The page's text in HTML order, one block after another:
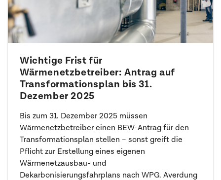
Wichtige Frist für
Wärmenetzbetreiber: Antrag auf
Transformationsplan bis 31.
Dezember 2025
Bis zum 31. Dezember 2025 müssen
Wärmenetzbetreiber einen BEW-Antrag für den
Transformationsplan stellen – sonst greift die
Pflicht zur Erstellung eines eigenen
Wärmenetzausbau- und
Dekarbonisierungsfahrplans nach WPG. Averdung